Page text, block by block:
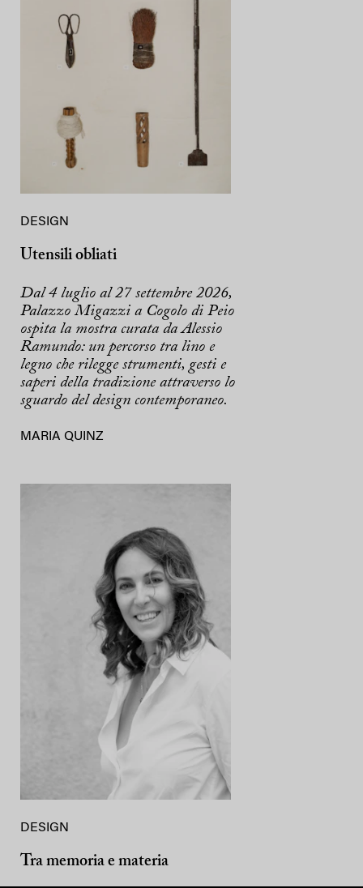
DESIGN
Utensili obliati
Dal 4 luglio al 27 settembre 2026,
Palazzo Migazzi a Cogolo di Peio
ospita la mostra curata da Alessio
Ramundo: un percorso tra lino e
legno che rilegge strumenti, gesti e
saperi della tradizione attraverso lo
sguardo del design contemporaneo.
MARIA QUINZ
DESIGN
Tra memoria e materia